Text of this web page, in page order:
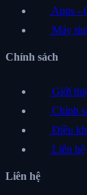
Apps -
Máy
Chính sách
Giới
Chính
Điều
Liên hệ
Liên hệ